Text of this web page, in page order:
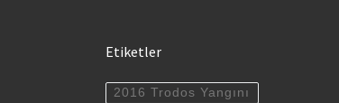
Etiketler
2016 Trodos Yangını